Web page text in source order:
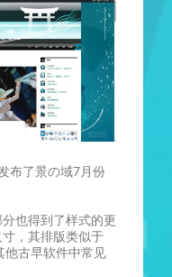
布了景の域7月份
也得到了样式的更
，其排版类似于
古早软件中常见